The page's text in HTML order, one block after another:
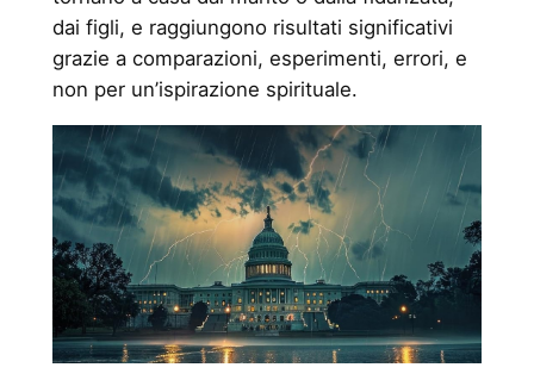
dai figli, e raggiungono risultati significativi
grazie a comparazioni, esperimenti, errori, e
non per un’ispirazione spirituale.